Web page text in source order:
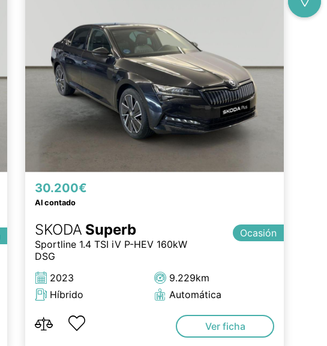
30.200€
Al contado
SKODA Superb
Sportline 1.4 TSI iV P-HEV 160kW
DSG
Ocasión
2023
Híbrido
9.229km
Automática
Ver ficha